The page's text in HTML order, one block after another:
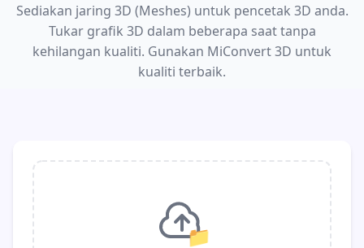
Sediakan jaring 3D (Meshes) untuk pencetak 3D anda.
Tukar grafik 3D dalam beberapa saat tanpa
kehilangan kualiti. Gunakan MiConvert 3D untuk
kualiti terbaik.
📁